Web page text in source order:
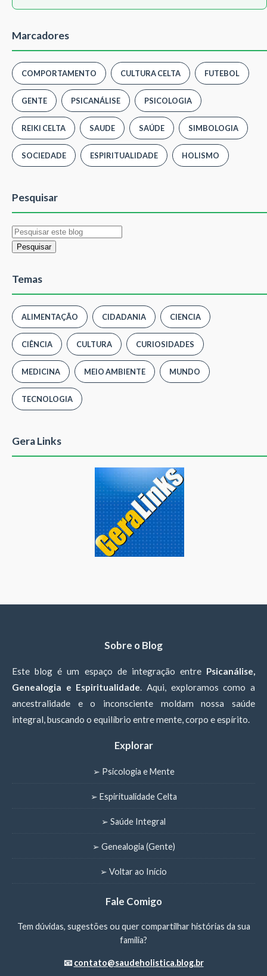
Marcadores
COMPORTAMENTO CULTURA CELTA FUTEBOL
GENTE PSICANÁLISE PSICOLOGIA
REIKI CELTA SAUDE SAÚDE SIMBOLOGIA
SOCIEDADE ESPIRITUALIDADE HOLISMO
Pesquisar
Temas
ALIMENTAÇÃO CIDADANIA CIENCIA
CIÊNCIA CULTURA CURIOSIDADES
MEDICINA MEIO AMBIENTE MUNDO
TECNOLOGIA
Gera Links
Sobre o Blog
Este blog é um espaço de integração entre Psicanálise,
Genealogia e Espiritualidade. Aqui, exploramos como a
ancestralidade e o inconsciente moldam nossa saúde
integral, buscando o equilíbrio entre mente, corpo e espírito.
Explorar
➢ Psicologia e Mente
➢ Espiritualidade Celta
➢ Saúde Integral
➢ Genealogia (Gente)
➢ Voltar ao Início
Fale Comigo
Tem dúvidas, sugestões ou quer compartilhar histórias da sua
família?
📧 contato@saudeholistica.blog.br